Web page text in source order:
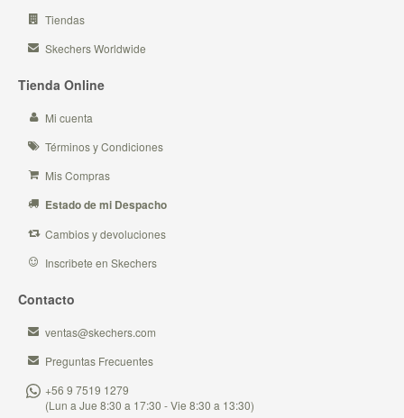
Tiendas
Skechers Worldwide
Tienda Online
Mi cuenta
Términos y Condiciones
Mis Compras
Estado de mi Despacho
Cambios y devoluciones
Inscribete en Skechers
Contacto
ventas@skechers.com
Preguntas Frecuentes
+56 9 7519 1279
(Lun a Jue 8:30 a 17:30 - Vie 8:30 a 13:30)